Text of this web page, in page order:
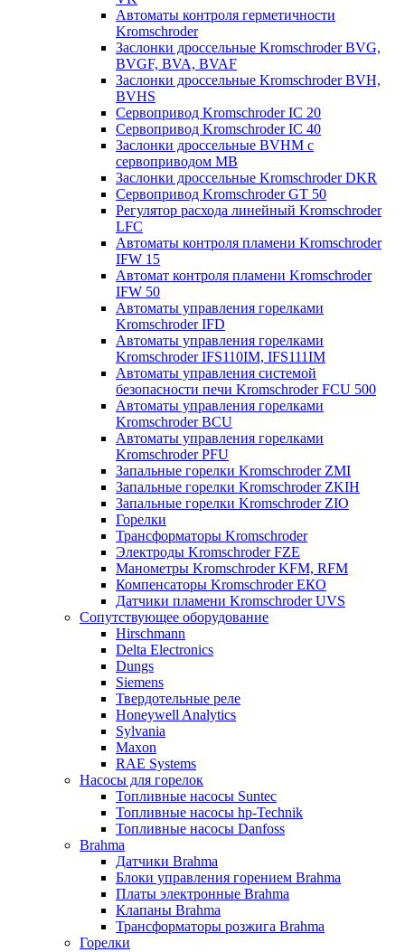
Автоматы контроля герметичности
Kromschroder
Заслонки дроссельные Kromschroder BVG,
BVGF, BVA, BVAF
Заслонки дроссельные Kromschroder BVH,
BVHS
Сервопривод Kromschroder IC 20
Сервопривод Kromschroder IC 40
Заслонки дроссельные BVHM с
сервоприводом МВ
Заслонки дроссельные Kromschroder DKR
Cервопривод Kromschroder GT 50
Регулятор расхода линейный Kromschroder
LFC
Автоматы контроля пламени Kromschroder
IFW 15
Автомат контроля пламени Kromschroder
IFW 50
Автоматы управления горелками
Kromschroder IFD
Автоматы управления горелками
Kromschroder IFS110IM, IFS111IM
Автоматы управления системой
безопасности печи Kromschroder FCU 500
Автоматы управления горелками
Kromschroder BCU
Автоматы управления горелками
Kromschroder PFU
Запальные горелки Kromschroder ZМI
Запальные горелки Kromschroder ZKIH
Запальные горелки Kromschroder ZIO
Горелки
Трансформаторы Kromschroder
Электроды Kromschroder FZE
Манометры Kromschroder KFM, RFM
Компенсаторы Kromschroder ЕКО
Датчики пламени Kromschroder UVS
Сопутствующее оборудование
Hirschmann
Delta Electronics
Dungs
Siemens
Твердотельные реле
Honeywell Analytics
Sylvania
Maxon
RAE Systems
Насосы для горелок
Топливные насосы Suntec
Топливные насосы hp-Technik
Топливные насосы Danfoss
Brahma
Датчики Brahma
Блоки управления горением Brahma
Платы электронные Brahma
Клапаны Brahma
Трансформаторы розжига Brahma
Горелки